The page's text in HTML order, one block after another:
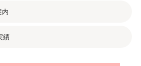
績